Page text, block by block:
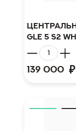
GLE 5 S2
139 000 ₽